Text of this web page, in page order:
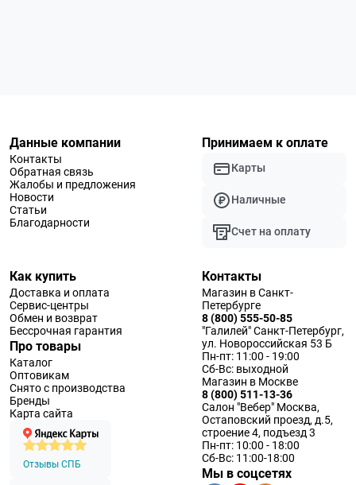
Данные компании
Контакты
Обратная связь
Жалобы и предложения
Новости
Статьи
Благодарности
Принимаем к оплате
Карты
Наличные
Счет на оплату
Как купить
Доставка и оплата
Сервис-центры
Обмен и возврат
Бессрочная гарантия
Про товары
Каталог
Оптовикам
Снято с производства
Бренды
Карта сайта
Отзывы СПБ
Контакты
Магазин в Санкт-
Петербурге
8 (800) 555-50-85
"Галилей" Санкт-Петербург,
ул. Новороссийская 53 Б
Пн-пт: 11:00 - 19:00
Сб-Вс: выходной
Магазин в Москве
8 (800) 511-13-36
Салон "Вебер" Москва,
Остаповский проезд, д.5,
строение 4, подъезд 3
Пн-пт: 10:00 - 18:00
Сб-Вс: 11:00-18:00
Мы в соцсетях